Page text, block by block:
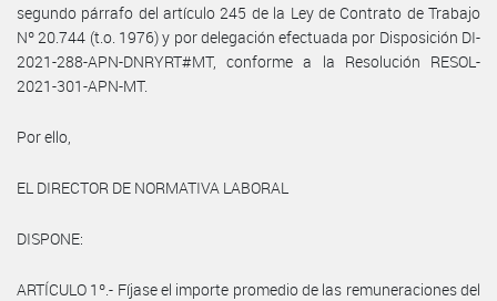
segundo párrafo del artículo 245 de la Ley de Contrato de Trabajo
Nº 20.744 (t.o. 1976) y por delegación efectuada por Disposición DI-
2021-288-APN-DNRYRT#MT, conforme a la Resolución RESOL-
2021-301-APN-MT.
Por ello,
EL DIRECTOR DE NORMATIVA LABORAL
DISPONE:
ARTÍCULO 1º.- Fíjase el importe promedio de las remuneraciones del